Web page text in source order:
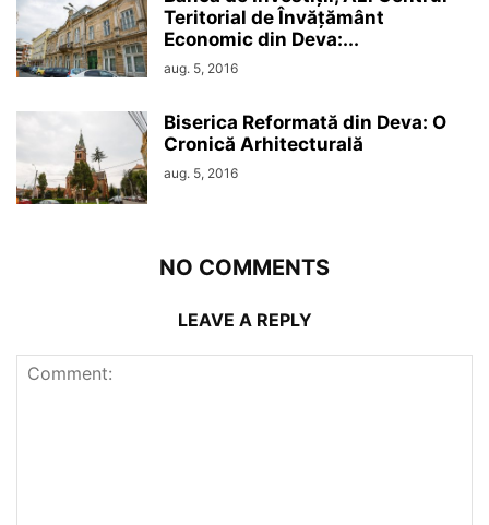
Teritorial de Învățământ
Economic din Deva:...
aug. 5, 2016
Biserica Reformată din Deva: O
Cronică Arhitecturală
aug. 5, 2016
NO COMMENTS
LEAVE A REPLY